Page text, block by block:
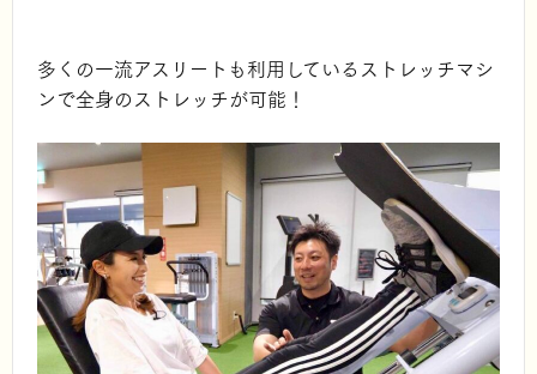
多くの一流アスリートも利用しているストレッチマシ
ンで全身のストレッチが可能！